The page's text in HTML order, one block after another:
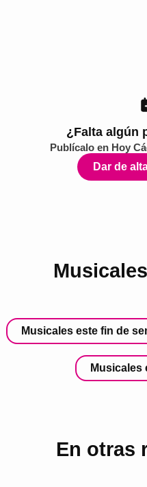
¿Falta algún
Publícalo en Hoy
Dar de
Musicales este fin de
Musicales
En otras